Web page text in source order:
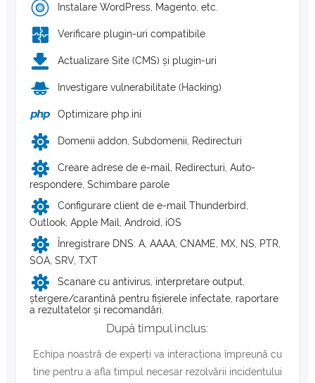
Instalare WordPress, Magento, etc.
Verificare plugin-uri compatibile
Actualizare Site (CMS) și plugin-uri
Investigare vulnerabilitate (Hacking)
Optimizare php.ini
Domenii addon, Subdomenii, Redirecturi
Creare adrese de e-mail, Redirecturi, Auto-
respondere, Schimbare parole
Configurare client de e-mail Thunderbird,
Outlook, Apple Mail, Android, iOS
Înregistrare DNS: A, AAAA, CNAME, MX, NS, PTR,
SOA, SRV, TXT
Scanare cu antivirus, interpretare output,
ștergere/carantină pentru fișierele infectate, raportare
a rezultatelor și recomandări.
După timpul inclus:
Echipa noastră de experți va interacționa împreună cu
tine pentru a afla timpul necesar rezolvării incidentului